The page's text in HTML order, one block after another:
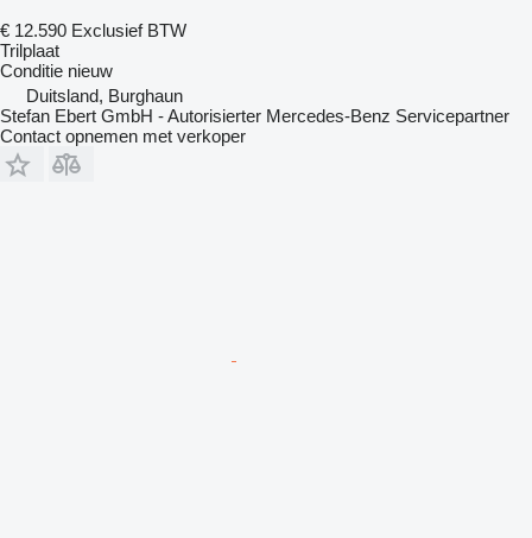
€ 12.590 Exclusief BTW
Trilplaat
Conditie nieuw
Duitsland, Burghaun
Stefan Ebert GmbH - Autorisierter Mercedes-Benz Servicepartner
Contact opnemen met verkoper